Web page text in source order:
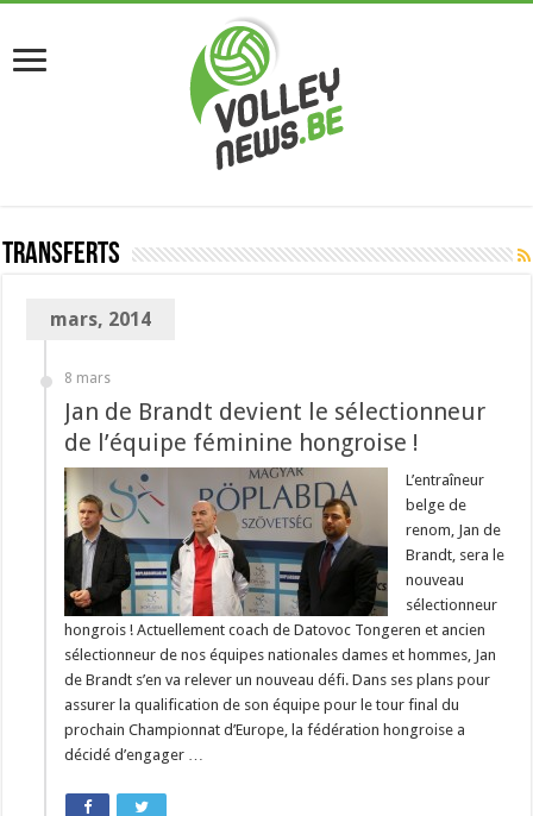
Transferts
mars, 2014
8 mars
Jan de Brandt devient le sélectionneur
de l’équipe féminine hongroise !
L’entraîneur
belge de
renom, Jan de
Brandt, sera le
nouveau
sélectionneur
hongrois ! Actuellement coach de Datovoc Tongeren et ancien
sélectionneur de nos équipes nationales dames et hommes, Jan
de Brandt s’en va relever un nouveau défi. Dans ses plans pour
assurer la qualification de son équipe pour le tour final du
prochain Championnat d’Europe, la fédération hongroise a
décidé d’engager …